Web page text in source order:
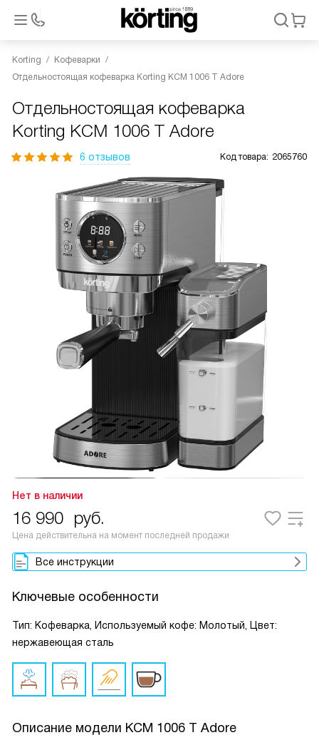
Korting
Кофеварки
Отдельностоящая кофеварка Korting KCM 1006 T Adore
Отдельностоящая кофеварка
Korting KCM 1006 T Adore
6 отзывов Код товара: 2065760
Нет в наличии
16 990 руб.
Цена действительна на момент последней продажи
Все инструкции
Ключевые особенности
Тип: Кофеварка, Используемый кофе: Молотый, Цвет:
нержавеющая сталь
Описание модели KCM 1006 T Adore